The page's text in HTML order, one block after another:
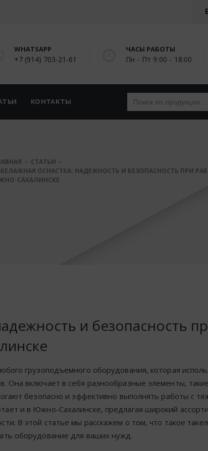
WHATSAPP
+7 (914) 703-21-61
ЧАСЫ РАБОТЫ
Пн - Пт 9:00 - 18:00
КОНТАКТЫ
Search
for:
СТАТЬИ
ОСНАСТКА: НАДЕЖНОСТЬ И БЕЗОПАСНОСТЬ ПРИ
САХАЛИНСКЕ
и безопасность
грузоподъемного оборудования, которая
Она включает в себя разнообразные элементы,
безопасно и эффективно выполнять работы с
и в Южно-Сахалинске, предлагая широкий
В этой статье мы расскажем о том, что такое
оборудование для ваших нужд.